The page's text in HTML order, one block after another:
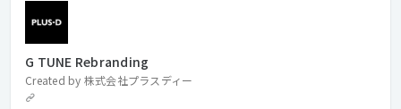
G TUNE Rebranding
Created by 株式会社プラスディー